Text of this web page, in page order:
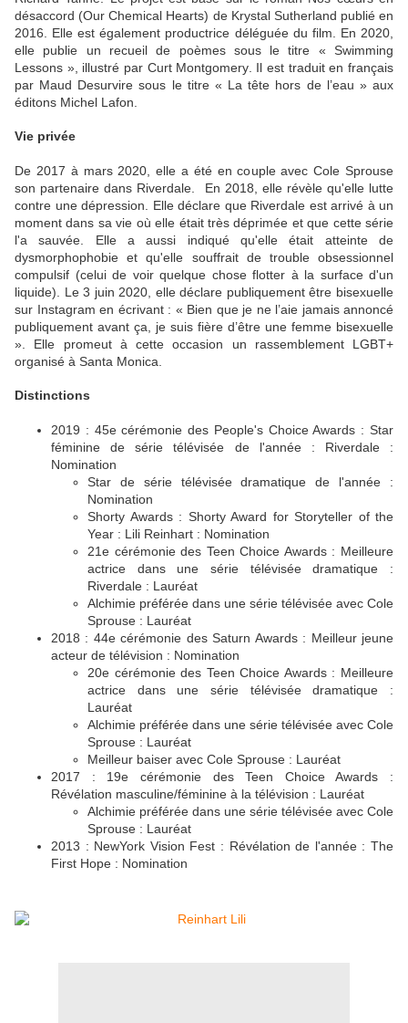
désaccord (Our Chemical Hearts) de Krystal Sutherland publié en
2016. Elle est également productrice déléguée du film. En 2020,
elle publie un recueil de poèmes sous le titre « Swimming
Lessons », illustré par Curt Montgomery. Il est traduit en français
par Maud Desurvire sous le titre « La tête hors de l’eau » aux
éditons Michel Lafon.
Vie privée
De 2017 à mars 2020, elle a été en couple avec Cole Sprouse
son partenaire dans Riverdale. En 2018, elle révèle qu'elle lutte
contre une dépression. Elle déclare que Riverdale est arrivé à un
moment dans sa vie où elle était très déprimée et que cette série
l'a sauvée. Elle a aussi indiqué qu'elle était atteinte de
dysmorphophobie et qu'elle souffrait de trouble obsessionnel
compulsif (celui de voir quelque chose flotter à la surface d'un
liquide). Le 3 juin 2020, elle déclare publiquement être bisexuelle
sur Instagram en écrivant : « Bien que je ne l’aie jamais annoncé
publiquement avant ça, je suis fière d’être une femme bisexuelle
». Elle promeut à cette occasion un rassemblement LGBT+
organisé à Santa Monica.
Distinctions
2019 : 45e cérémonie des People's Choice Awards : Star
féminine de série télévisée de l'année : Riverdale :
Nomination
Star de série télévisée dramatique de l'année :
Nomination
Shorty Awards : Shorty Award for Storyteller of the
Year : Lili Reinhart : Nomination
21e cérémonie des Teen Choice Awards : Meilleure
actrice dans une série télévisée dramatique :
Riverdale : Lauréat
Alchimie préférée dans une série télévisée avec Cole
Sprouse : Lauréat
2018 : 44e cérémonie des Saturn Awards : Meilleur jeune
acteur de télévision : Nomination
20e cérémonie des Teen Choice Awards : Meilleure
actrice dans une série télévisée dramatique :
Lauréat
Alchimie préférée dans une série télévisée avec Cole
Sprouse : Lauréat
Meilleur baiser avec Cole Sprouse : Lauréat
2017 : 19e cérémonie des Teen Choice Awards :
Révélation masculine/féminine à la télévision : Lauréat
Alchimie préférée dans une série télévisée avec Cole
Sprouse : Lauréat
2013 : NewYork Vision Fest : Révélation de l'année : The
First Hope : Nomination